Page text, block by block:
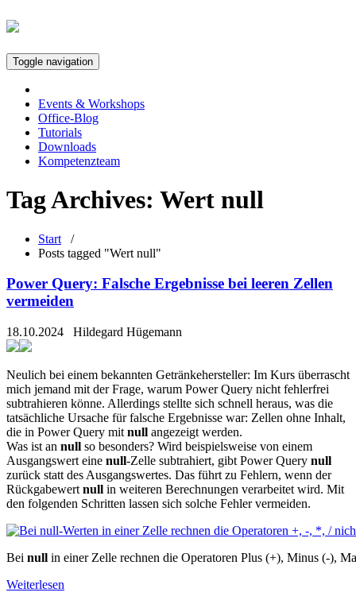
Toggle navigation
Events & Workshops
Office-Blog
Tutorials
Downloads
Kompetenzteam
Tag Archives: Wert null
Start /
Posts tagged "Wert null"
Power Query: Falsche Ergebnisse bei leeren Zellen
vermeiden
18.10.2024 Hildegard Hügemann
Neulich bei einem bekannten Getränkehersteller: Im Kurs überrascht
mich jemand mit der Frage, warum Power Query nicht fehlerfrei
subtrahieren könne. Allerdings stellte sich schnell heraus, was die
tatsächliche Ursache für falsche Ergebnisse war: Zellen ohne Inhalt,
die in Power Query mit null angezeigt werden.
Was ist an null so besonders? Wird beispielsweise von einem
Ausgangswert eine null-Zelle subtrahiert, gibt Power Query null
zurück statt des Ausgangswertes. Das führt zu Fehlern, wenn der
Rückgabewert null in weiteren Berechnungen verarbeitet wird. Mit
den folgenden Schritten lassen sich solche Fehler vermeiden.
Bei null in einer Zelle rechnen die Operatoren Plus (+), Minus (-),
Weiterlesen